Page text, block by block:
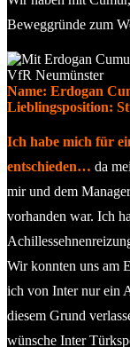
Beweggründe zum
Name: Erdogan
Lieblingsposition:
Ich habe mich für
entschieden… da
mir und dem
vorhanden war. Ich
Wir konnten uns am
ich von Inter nur ein
diesem Grund
wünsche Inter